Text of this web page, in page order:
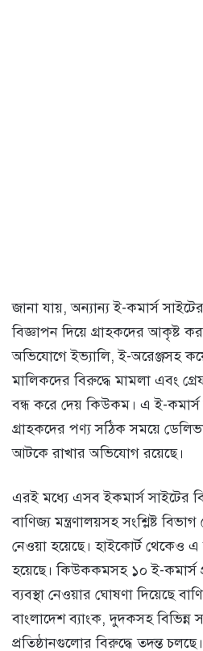
জানা যায়, অন্যান্য ই-কমার্স
বিজ্ঞাপন দিয়ে গ্রাহকদের আকৃষ্ট
অভিযোগে ইভ্যালি, ই-অরেঞ্জসহ
মালিকদের বিরুদ্ধে মামলা এবং
বন্ধ করে দেয় কিউকম। এ ই-কমার্স
গ্রাহকদের পণ্য সঠিক সময়ে
আটকে রাখার অভিযোগ রয়েছে।
এরই মধ্যে এসব ইকমার্স সাইটের
বাণিজ্য মন্ত্রণালয়সহ সংশ্লিষ্ট
নেওয়া হয়েছে। হাইকোর্ট থেকেও এ
হয়েছে। কিউককমসহ ১০ ই-কমার্স
ব্যবস্থা নেওয়ার ঘোষণা দিয়েছে
বাংলাদেশ ব্যাংক, দুদকসহ বিভিন্ন
প্রতিষ্ঠানগুলোর বিরুদ্ধে তদন্ত চলছে।